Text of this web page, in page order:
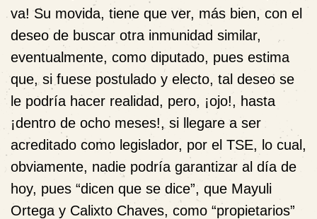
va! Su movida, tiene que ver, más bien, con el
deseo de buscar otra inmunidad similar,
eventualmente, como diputado, pues estima
que, si fuese postulado y electo, tal deseo se
le podría hacer realidad, pero, ¡ojo!, hasta
¡dentro de ocho meses!, si llegare a ser
acreditado como legislador, por el TSE, lo cual,
obviamente, nadie podría garantizar al día de
hoy, pues “dicen que se dice”, que Mayuli
Ortega y Calixto Chaves, como “propietarios”